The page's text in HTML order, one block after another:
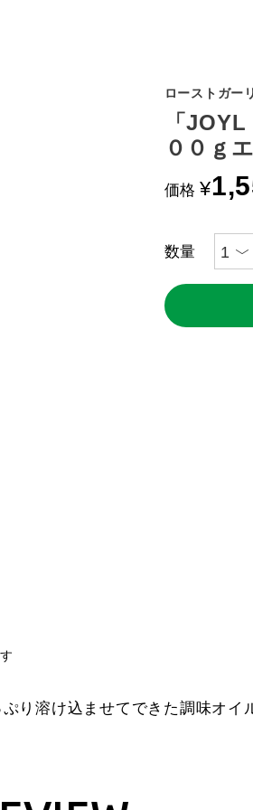
ローストガー
「
００ｇ
価格 ¥
り溶け込ませてできた調味オイ